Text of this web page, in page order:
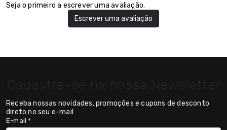
Seja o primeiro a escrever uma avaliação.
Escrever uma avaliação
Cadastre-se na nossa Newsletter
Receba nossas novidades, promoções e cupons de desconto
direto no seu e-mail
E-mail*